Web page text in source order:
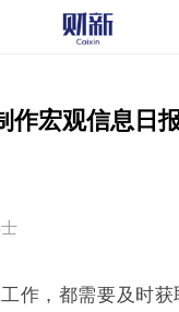
作宏观信息日
作，都需要及时